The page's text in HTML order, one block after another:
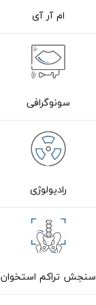
ام آر آی
سونوگرافی
رادیولوژی
سنجش تراکم استخوان